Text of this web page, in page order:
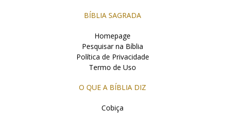
BÍBLIA SAGRADA
Homepage
Pesquisar na Bíblia
Política de Privacidade
Termo de Uso
O QUE A BÍBLIA DIZ
Cobiça